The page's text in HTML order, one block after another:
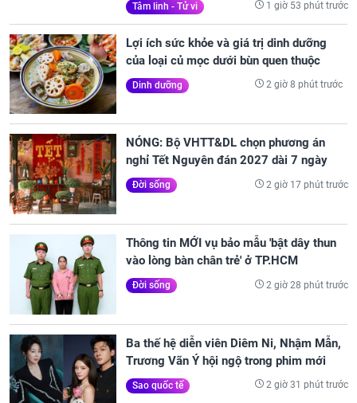
Tâm linh - Tử vi 1 giờ 53 phút trước
Lợi ích sức khỏe và giá trị dinh dưỡng
của loại củ mọc dưới bùn quen thuộc
Dinh dưỡng 2 giờ 8 phút trước
NÓNG: Bộ VHTT&DL chọn phương án
nghỉ Tết Nguyên đán 2027 dài 7 ngày
Đời sống 2 giờ 17 phút trước
Thông tin MỚI vụ bảo mẫu 'bật dây thun
vào lòng bàn chân trẻ' ở TP.HCM
Đời sống 2 giờ 28 phút trước
Ba thế hệ diễn viên Diêm Ni, Nhậm Mẫn,
Trương Vãn Ý hội ngộ trong phim mới
Sao quốc tế 2 giờ 31 phút trước